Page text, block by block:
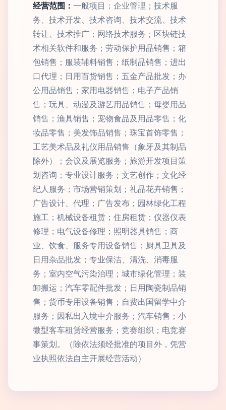
经营范围： 一般项目：企业管理；技术服
务、技术开发、技术咨询、技术交流、技术
转让、技术推广；网络技术服务；区块链技
术相关软件和服务；劳动保护用品销售；箱
包销售；服装辅料销售；纸制品销售；进出
口代理；日用百货销售；五金产品批发；办
公用品销售；家用电器销售；电子产品销
售；玩具、动漫及游艺用品销售；母婴用品
销售；渔具销售；宠物食品及用品零售；化
妆品零售；美发饰品销售；珠宝首饰零售；
工艺美术品及礼仪用品销售（象牙及其制品
除外）；会议及展览服务；旅游开发项目策
划咨询；专业设计服务；文艺创作；文化经
纪人服务；市场营销策划；礼品花卉销售；
广告设计、代理；广告发布；园林绿化工程
施工；机械设备租赁；住房租赁；仪器仪表
修理；电气设备修理；照明器具销售；商
业、饮食、服务专用设备销售；厨具卫具及
日用杂品批发；专业保洁、清洗、消毒服
务；室内空气污染治理；城市绿化管理；装
卸搬运；汽车零配件批发；日用陶瓷制品销
售；货币专用设备销售；自费出国留学中介
服务；因私出入境中介服务；汽车销售；小
微型客车租赁经营服务；竞赛组织；电竞赛
事策划。（除依法须经批准的项目外，凭营
业执照依法自主开展经营活动）